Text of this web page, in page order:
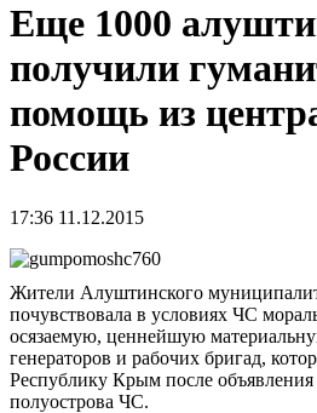
Еще 1000
получили
помощь из
России
17:36 11.12.2015
Жители Алуштинского
почувствовала в условиях ЧС
осязаемую, ценнейшую
генераторов и рабочих бригад,
Республику Крым после объявления
полуострова ЧС.